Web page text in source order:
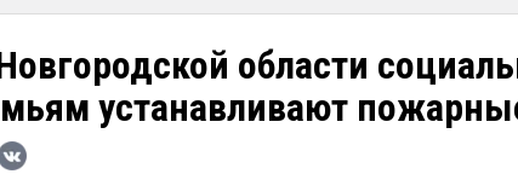
области
устанавливают